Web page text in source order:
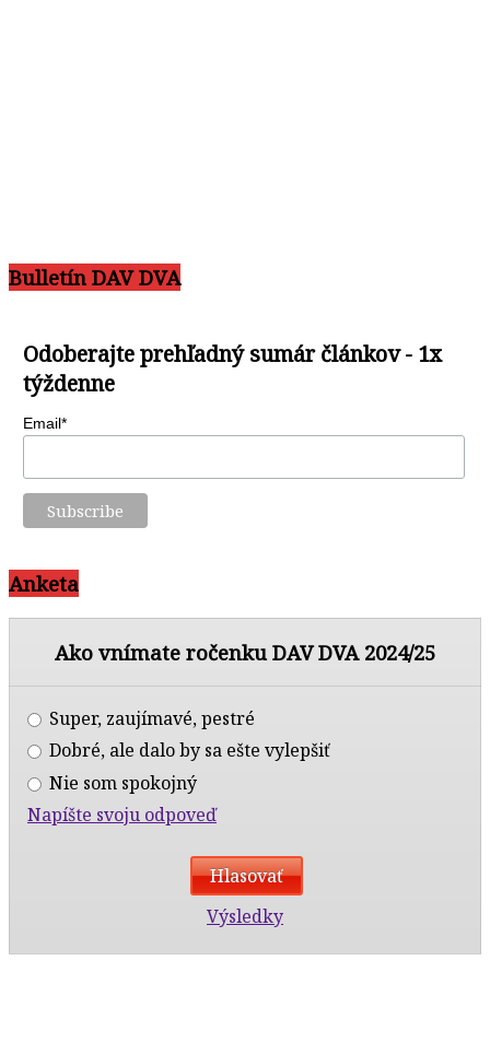
Bulletín DAV DVA
Odoberajte prehľadný sumár článkov - 1x
týždenne
Email*
Anketa
Ako vnímate ročenku DAV DVA 2024/25
Super, zaujímavé, pestré
Dobré, ale dalo by sa ešte vylepšiť
Nie som spokojný
Napíšte svoju odpoveď
Výsledky